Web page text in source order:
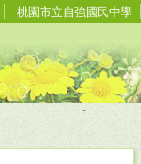
桃園市立自強國民中學